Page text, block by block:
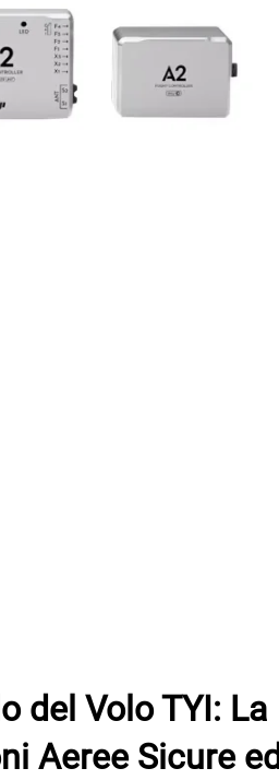
del Volo TYI: La
Aeree Sicure ed